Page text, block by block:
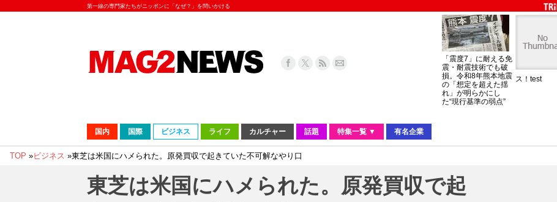
第一線の専門家たちがニッポンに「なぜ？」を問いかける
「震度7」に耐える免
震・耐震技術でも破
損。令和8年熊本地震
の「想定を超えた揺
れ」が明らかにし
た“現行基準の弱点”
ス！test
国内 国際 ビジネス ライフ カルチャー 話題 特集一覧 ▼ 有名企業
TOP »ビジネス »東芝は米国にハメられた。原発買収で起きていた不可解なやり口
東芝は米国にハメられた。原発買収で起